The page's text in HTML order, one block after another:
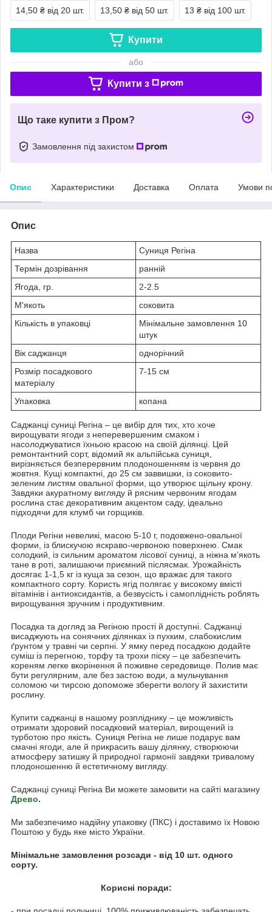
14,50 ₴ від 20 шт. 13,50 ₴ від 50 шт. 13 ₴ від 100 шт.
Купити
або
Купити з
Що таке купити з Пром?
Замовлення під захистом
Опис Характеристики Доставка Оплата Умови
Опис
Назва
Суниця Регіна
Термін дозрівання
ранній
Ягода, гр.
2-2.5
М'якоть
соковита
Кількість в упаковці
Мінімальне замовлення 10
штук
Вік саджанця
однорічний
Розмір посадкового
матеріалу
7-15 см
Упаковка копана
Саджанці суниці Регіна – це вибір для тих, хто хоче
вирощувати ягоди з неперевершеним смаком і
насолоджуватися їхньою красою на своїй ділянці. Цей
ремонтантний сорт, відомий як альпійська суниця,
вирізняється безперервним плодоношенням із червня до
жовтня. Кущі компактні, до 25 см заввишки, із соковито-
зеленим листям овальної форми, що утворює щільну крону.
Завдяки акуратному вигляду й рясним червоним ягодам
рослина стає декоративним акцентом саду, ідеально
підходячи для клумб чи горщиків.
Плоди Регіни невеликі, масою 5-10 г, подовжено-овальної
форми, із блискучою яскраво-червоною поверхнею. Смак
солодкий, із сильним ароматом лісової суниці, а ніжна м’якоть
тане в роті, залишаючи приємний післясмак. Урожайність
досягає 1-1,5 кг із куща за сезон, що вражає для такого
компактного сорту. Користь ягід полягає у високому вмісті
вітамінів і антиоксидантів, а безвусість і самоплідність роблять
вирощування зручним і продуктивним.
Посадка та догляд за Регіною прості й доступні. Саджанці
висаджують на сонячних ділянках із пухким, слабокислим
ґрунтом у травні чи серпні. У ямку перед посадкою додайте
суміш із перегною, торфу та трохи піску – це забезпечить
кореням легке вкорінення й поживне середовище. Полив має
бути регулярним, але без застою води, а мульчування
соломою чи тирсою допоможе зберегти вологу й захистити
рослину.
Купити саджанці в нашому розпліднику – це можливість
отримати здоровий посадковий матеріал, вирощений із
турботою про якість. Суниця Регіна не лише подарує вам
смачні ягоди, але й прикрасить вашу ділянку, створюючи
атмосферу затишку й природної гармонії завдяки тривалому
плодоношенню й естетичному вигляду.
Саджанці суниці Регіна Ви можете замовити на сайті магазину
Древо.
Ми забезпечимо надійну упаковку (ПКС) і доставимо їх Новою
Поштою у будь яке місто України.
Мінімальне замовлення розсади - від 10 шт. одного
сорту.
Корисні поради: